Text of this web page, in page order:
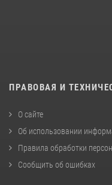
ПРАВОВАЯ И
О сайте
Об использовании
Правила обработки
Сообщить об ошибках